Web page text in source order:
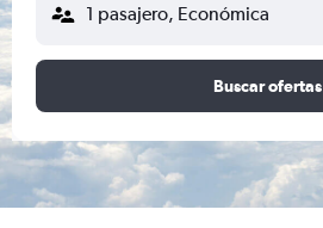
1 pasajero, Económica
Buscar ofertas